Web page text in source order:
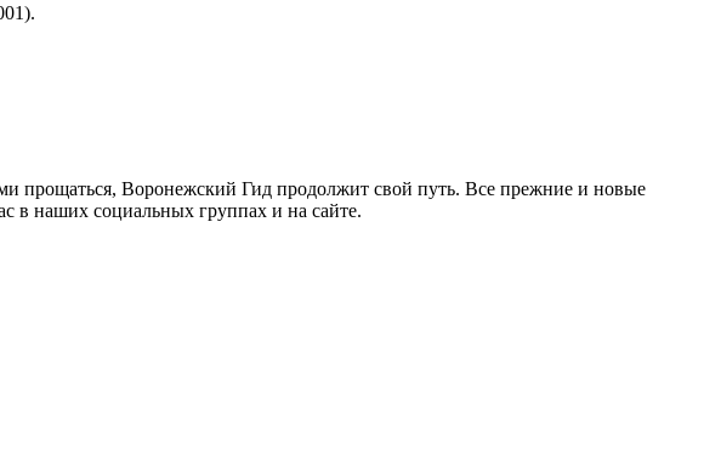
прощаться, Воронежский Гид продолжит свой путь. Все прежние и новые
наших социальных группах и на сайте.